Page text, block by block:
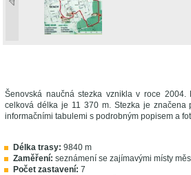
Šenovská naučná stezka vznikla v roce
celková délka je 11 370 m. Stezka je značena
informačními tabulemi s podrobným popisem a
Délka trasy: 9840 m
Zaměření: seznámení se zajímavými místy
Počet zastavení: 7